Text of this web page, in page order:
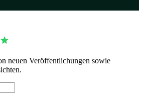
neuen Veröffentlichungen sowie